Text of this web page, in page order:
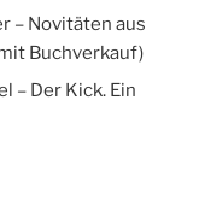
– Novitäten aus
Buchverkauf)
– Der Kick. Ein